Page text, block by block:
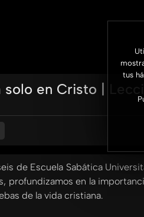
tus
solo en Cristo |
de Escuela Sabática
profundizamos en la
de la vida cristiana.